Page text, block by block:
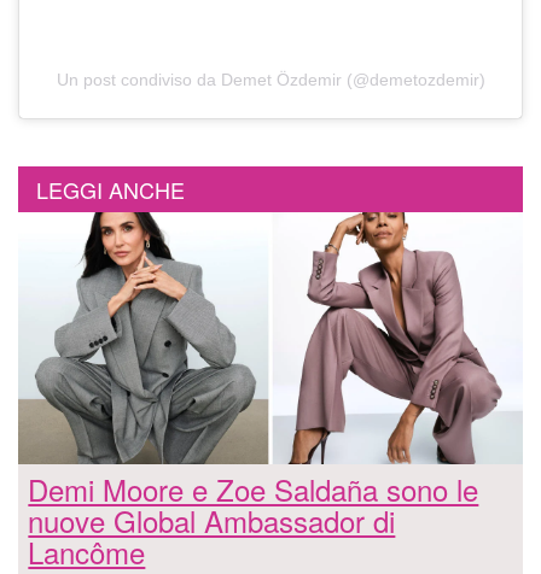
Un post condiviso da Demet Özdemir (@demetozdemir)
LEGGI ANCHE
Demi Moore e Zoe Saldaña sono le
nuove Global Ambassador di
Lancôme